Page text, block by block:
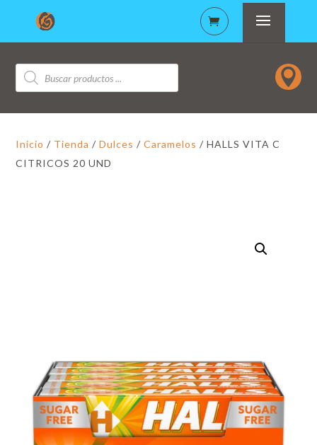
Búsqueda
de
productos

Inicio / Tienda /Dulces /Caramelos / HALLS VITA C
CITRICOS 20 UND